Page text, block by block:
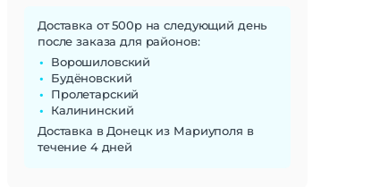
Доставка от 500р на следующий день
после заказа для районов:
Ворошиловский
Будёновский
Пролетарский
Калининский
Доставка в Донецк из Мариуполя в
течение 4 дней